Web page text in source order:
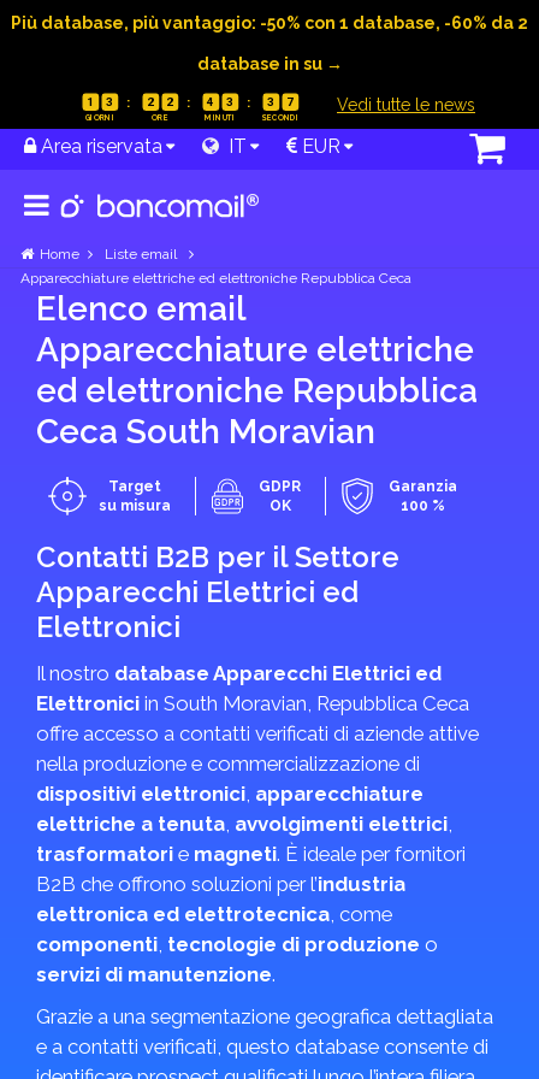
Più database, più vantaggio: -50% con 1 database, -60% da 2
database in su →
1 3 2 2 4 3 3 6 Vedi tutte le news
Area riservata IT EUR
Home
Liste email
Apparecchiature elettriche ed elettroniche Repubblica Ceca
Elenco email
Apparecchiature elettriche
ed elettroniche Repubblica
Ceca South Moravian
Target
su misura
GDPR
OK
Garanzia
100 %
Contatti B2B per il Settore
Apparecchi Elettrici ed
Elettronici
Il nostro database Apparecchi Elettrici ed
Elettronici in South Moravian, Repubblica Ceca
offre accesso a contatti verificati di aziende attive
nella produzione e commercializzazione di
dispositivi elettronici, apparecchiature
elettriche a tenuta, avvolgimenti elettrici,
trasformatori e magneti. È ideale per fornitori
B2B che offrono soluzioni per l’industria
elettronica ed elettrotecnica, come
componenti, tecnologie di produzione o
servizi di manutenzione.
Grazie a una segmentazione geografica dettagliata
e a contatti verificati, questo database consente di